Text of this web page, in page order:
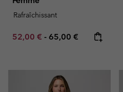
Rafraîchissant
Minimum sale price:
52,00 € - Maximum price:
65,00 €